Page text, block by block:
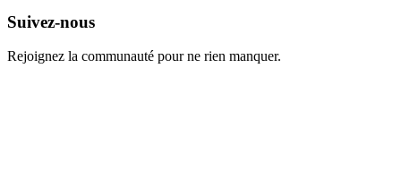
Suivez-nous
Rejoignez la communauté pour ne rien manquer.